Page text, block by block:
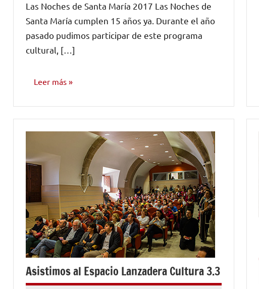
comentarios
Las Noches de Santa María 2017 Las Noches de
Santa María cumplen 15 años ya. Durante el año
pasado pudimos participar de este programa
cultural, […]
Leer más
Asistimos al Espacio Lanzadera Cultura 3.3